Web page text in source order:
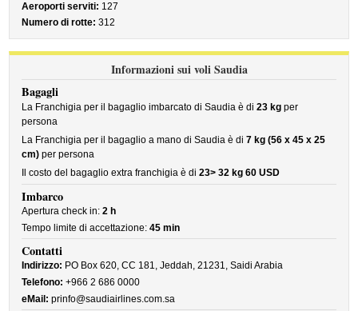
Aeroporti serviti: 127
Numero di rotte: 312
Informazioni sui voli Saudia
Bagagli
La Franchigia per il bagaglio imbarcato di Saudia è di23 kg per
persona
La Franchigia per il bagaglio a mano di Saudia è di7 kg (56 x 45 x 25
cm) per persona
Il costo del bagaglio extra franchigia è di23> 32 kg 60 USD
Imbarco
Apertura check in:2 h
Tempo limite di accettazione:45 min
Contatti
Indirizzo: PO Box 620, CC 181, Jeddah, 21231, Saidi Arabia
Telefono: +966 2 686 0000
eMail: prinfo@saudiairlines.com.sa